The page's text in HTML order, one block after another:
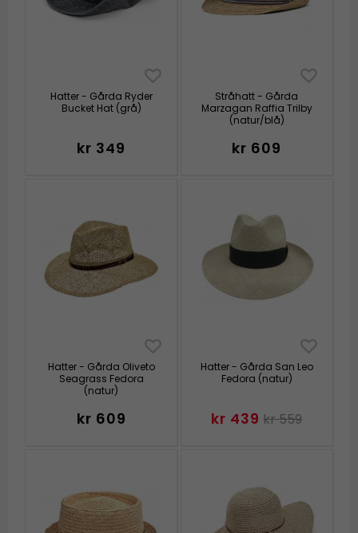
Hatter - Gårda Ryder
Bucket Hat (grå)
kr 349
Stråhatt - Gårda
Marzagan Raffia Trilby
(natur/blå)
kr 609
Hatter - Gårda Oliveto
Seagrass Fedora
(natur)
kr 609
Hatter - Gårda San Leo
Fedora (natur)
kr 439 kr 559